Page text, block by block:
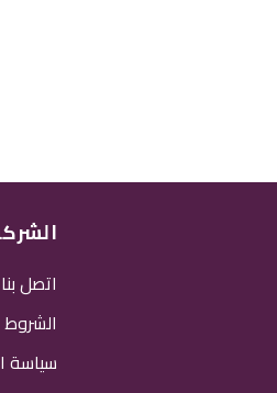
اتصل بنا
سياسة